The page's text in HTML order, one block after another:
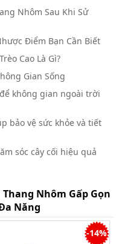
Nhôm Sau Khi Sử
Điểm Bạn Cần Biết
Cao Là Gì?
Gian Sống
không gian ngoài trời
bảo vệ sức khỏe và tiết
sóc cây cối hiệu quả
Thang Nhôm Gấp Gọn
Năng
-14%